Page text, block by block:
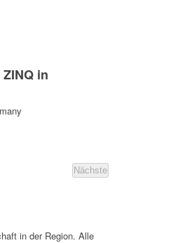
in
Nächste
Veranstaltungen
in der Region. Alle